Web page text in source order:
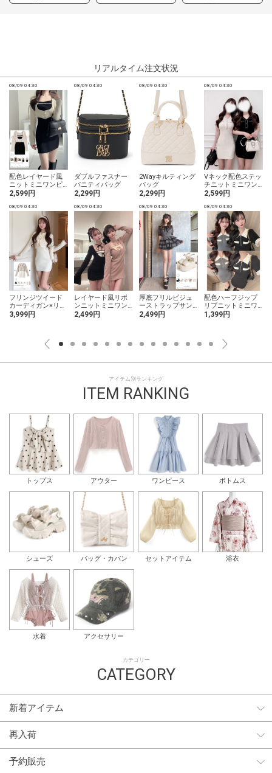
リアルタイム注文状況
08/09 04:30
配色レイヤード風
ニットミニワンピ
ース
2,599円
08/09 04:30
ダブルファスナー
バニティバッグ
2,299円
08/09 04:30
2Wayキルティング
バッグ
2,299円
08/09 04:30
Vネック配色ステッ
チニットミニワン
ピース
2,599円
08/09 04:30
フリンジツイード
カーディガン×リブ
ミニワンピースニ
3,999円
08/09 04:30
レイヤード風リボ
ンニットミニワン
ピース
2,499円
08/09 04:30
厚底フリルビジュ
ーストラップサン
ダル
2,499円
08/09 04:30
配色ハーフジップ
リブニットミニワ
ンピース
1,399円
アイテム別ランキング
ITEM RANKING
トップス アウター ワンピース ボトムス
シューズ バッグ・カバン セットアイテム 浴衣
水着 アクセサリー
カテゴリー
CATEGORY
新着アイテム
再入荷
予約販売